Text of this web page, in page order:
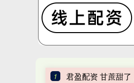
1 君盈配资 甘蔗甜了